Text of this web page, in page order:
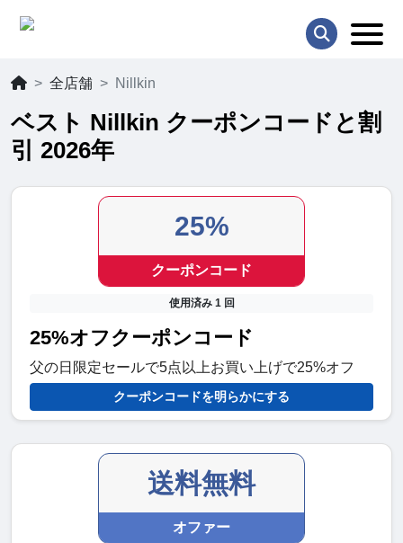
全店舗 Nillkin
ベスト Nillkin クーポンコードと割
引 2026年
25%
クーポンコード
使用済み 1 回
25%オフクーポンコード
父の日限定セールで5点以上お買い上げで25%オフ
クーポンコードを明らかにする
送料無料
オファー